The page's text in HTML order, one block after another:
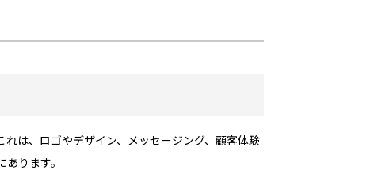
は、ロゴやデザイン、メッセージング、顧客体験
ります。